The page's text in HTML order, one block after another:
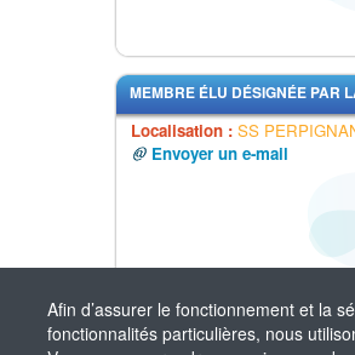
MEMBRE ÉLU DÉSIGNÉE PAR
Localisation : SS
Envoyer un e-mail
Afin d’assurer le fonctionnement et la
fonctionnalités particulières, nous